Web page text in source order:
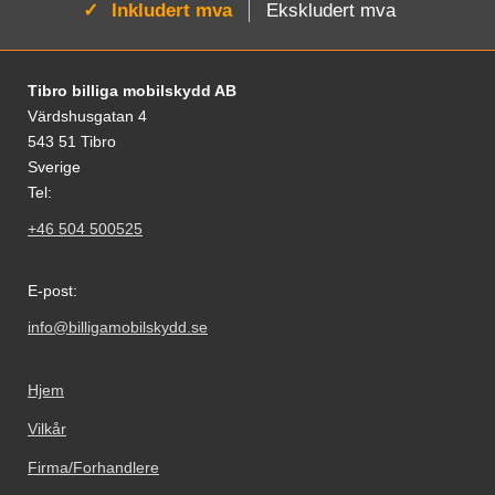
Aktiv:
Inkludert mva Ekskludert mva
Footer-innhold Blandet informasjon og
Tibro billiga mobilskydd AB
Värdshusgatan 4
543 51 Tibro
Sverige
Tel:
+46 504 500525
E-post:
info@billigamobilskydd.se
Hjem
Vilkår
Firma/Forhandlere